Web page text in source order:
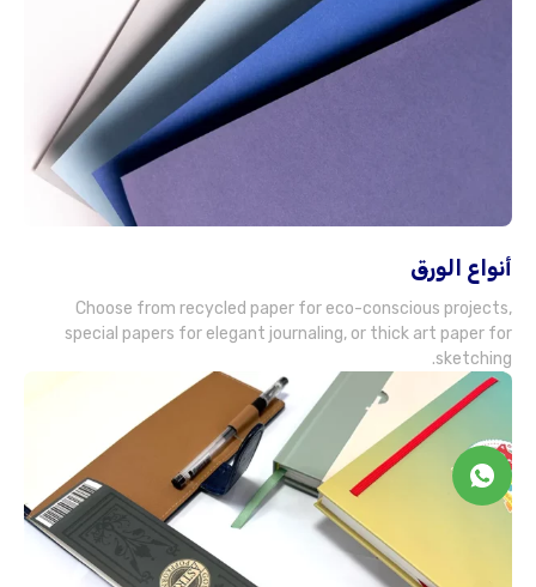
أنواع الورق
Choose from recycled paper for eco-conscious projects
special papers for elegant journaling ,or thick art paper for
sketching
.